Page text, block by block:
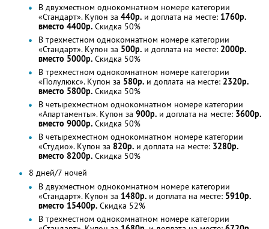
В двухместном однокомнатном номере категории
«Стандарт». Купон за 440р. и доплата на месте: 1760р.
вместо 4400р. Скидка 50%
В трехместном однокомнатном номере категории
«Стандарт». Купон за 500р. и доплата на месте: 2000р.
вместо 5000р. Скидка 50%
В трехместном однокомнатном номере категории
«Полулюкс». Купон за 580р. и доплата на месте: 2320р.
вместо 5800р. Скидка 50%
В четырехместном однокомнатном номере категории
«Апартаменты». Купон за 900р. и доплата на месте: 3600р.
вместо 9000р. Скидка 50%
В четырехместном однокомнатном номере категории
«Студио». Купон за 820р. и доплата на месте: 3280р.
вместо 8200р. Скидка 50%
8 дней/7 ночей
В двухместном однокомнатном номере категории
«Стандарт». Купон за 1480р. и доплата на месте: 5910р.
вместо 15400р. Скидка 52%
В трехместном однокомнатном номере категории